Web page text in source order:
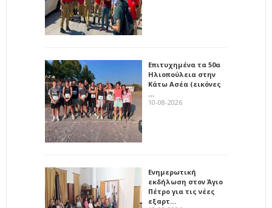
Επιτυχημένα τα 50α
Ηλιοπούλεια στην
Κάτω Ασέα (εικόνες
…
10-08-2026
Ενημερωτική
εκδήλωση στον Άγιο
Πέτρο για τις νέες
εξαρτ…